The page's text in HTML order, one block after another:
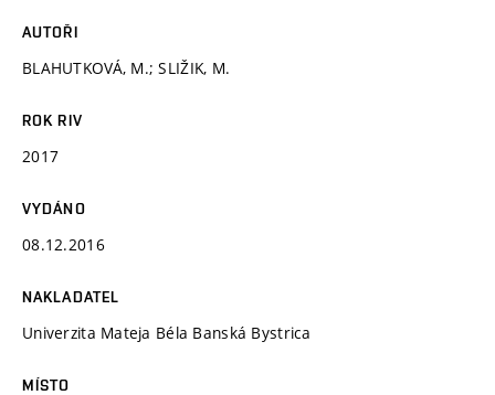
AUTOŘI
BLAHUTKOVÁ, M.; SLIŽIK, M.
ROK RIV
2017
VYDÁNO
08.12.2016
NAKLADATEL
Univerzita Mateja Béla Banská Bystrica
MÍSTO